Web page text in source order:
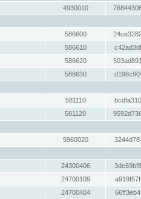
4930010
586600
586610
586620
586630
581110
581120
5960020
24300406
24700109
24700404